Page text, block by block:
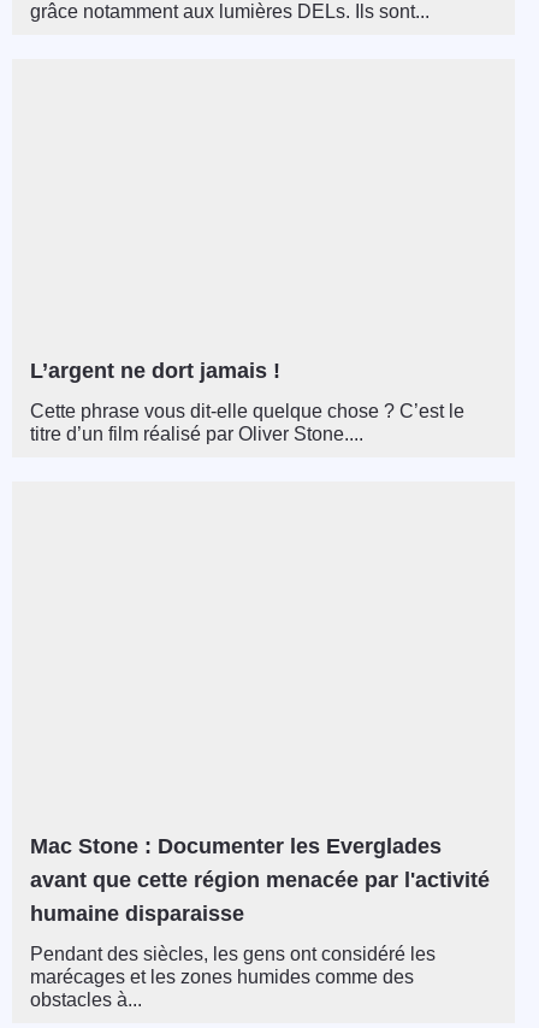
grâce notamment aux lumières DELs. Ils sont...
L’argent ne dort jamais !
Cette phrase vous dit-elle quelque chose ? C’est le
titre d’un film réalisé par Oliver Stone....
Mac Stone : Documenter les Everglades
avant que cette région menacée par l'activité
humaine disparaisse
Pendant des siècles, les gens ont considéré les
marécages et les zones humides comme des
obstacles à...